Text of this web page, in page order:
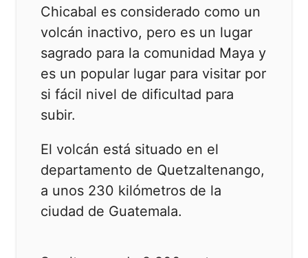
Chicabal es considerado como un
volcán inactivo, pero es un lugar
sagrado para la comunidad Maya y
es un popular lugar para visitar por
si fácil nivel de dificultad para
subir.
El volcán está situado en el
departamento de Quetzaltenango,
a unos 230 kilómetros de la
ciudad de Guatemala.